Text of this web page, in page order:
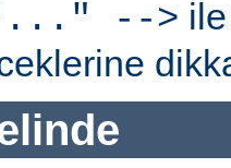
-->